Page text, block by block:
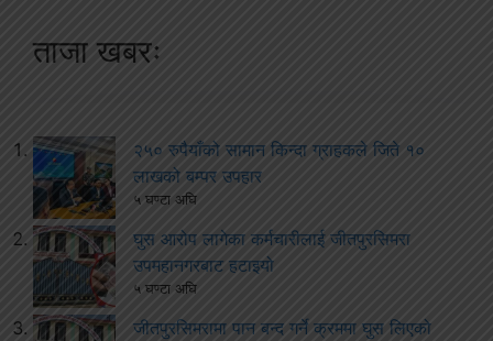
ताजा खबरः
२५० रुपैयाँको सामान किन्दा ग्राहकले जिते १०
लाखको बम्पर उपहार
५ घण्टा अघि
घुस आरोप लागेका कर्मचारीलाई जीतपुरसिमरा
उपमहानगरबाट हटाइयो
५ घण्टा अघि
जीतपुरसिमरामा पान बन्द गर्ने क्रममा घुस लिएको